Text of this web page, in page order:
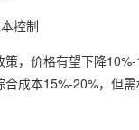
控制
，价格有望下降10%-
成本15%-20%，但